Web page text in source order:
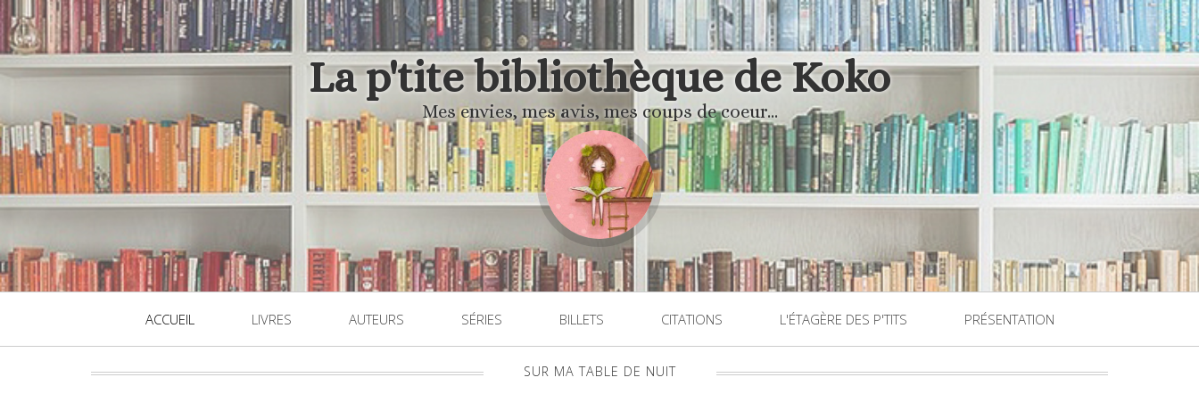
La p'tite bibliothèque de Koko
Mes envies, mes avis, mes coups de coeur...
ACCUEIL LIVRES AUTEURS SÉRIES BILLETS CITATIONS L'ÉTAGÈRE DES P'TITS PRÉSENTATION
SUR MA TABLE DE NUIT